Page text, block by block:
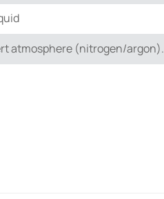
atmosphere (nitrogen/argon).